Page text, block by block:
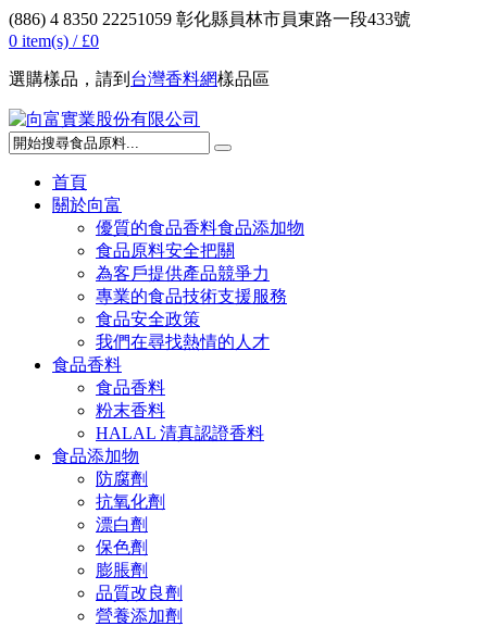
(886) 4 8350 22251059 彰化縣員林市員東路一段433號‎
0 item(s) / £0
選購樣品，請到 台灣香料網樣品區
首頁
關於向富
優質的食品香料食品添加物
食品原料安全把關
為客戶提供產品競爭力
專業的食品技術支援服務
食品安全政策
我們在尋找熱情的人才
食品香料
食品香料
粉末香料
HALAL 清真認證香料
食品添加物
防腐劑
抗氧化劑
漂白劑
保色劑
膨脹劑
品質改良劑
營養添加劑